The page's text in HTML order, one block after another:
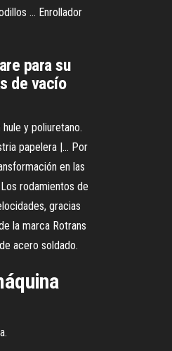
... Enrollador
para su
de vacío
y poliuretano.
papelera |… Por
en las
rodamientos de
gracias
la marca Rotrans
acero soldado.